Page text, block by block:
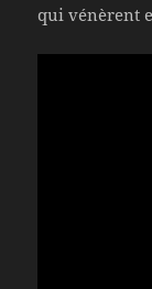
qui vénèrent